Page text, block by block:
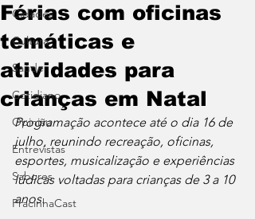
Cidades
Cultura
Saúde
Cotidiano
Opinião
Entrevistas
Sabores
PracinhaCast
Férias com oficinas
temáticas e
atividades para
crianças em Natal
Programação acontece até o dia 16 de
julho, reunindo recreação, oficinas,
esportes, musicalização e experiências
lúdicas voltadas para crianças de 3 a 10
anos.